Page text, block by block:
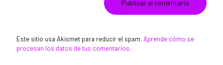
Este sitio usa Akismet para reducir el spam. Aprende cómo se
procesan los datos de tus comentarios.